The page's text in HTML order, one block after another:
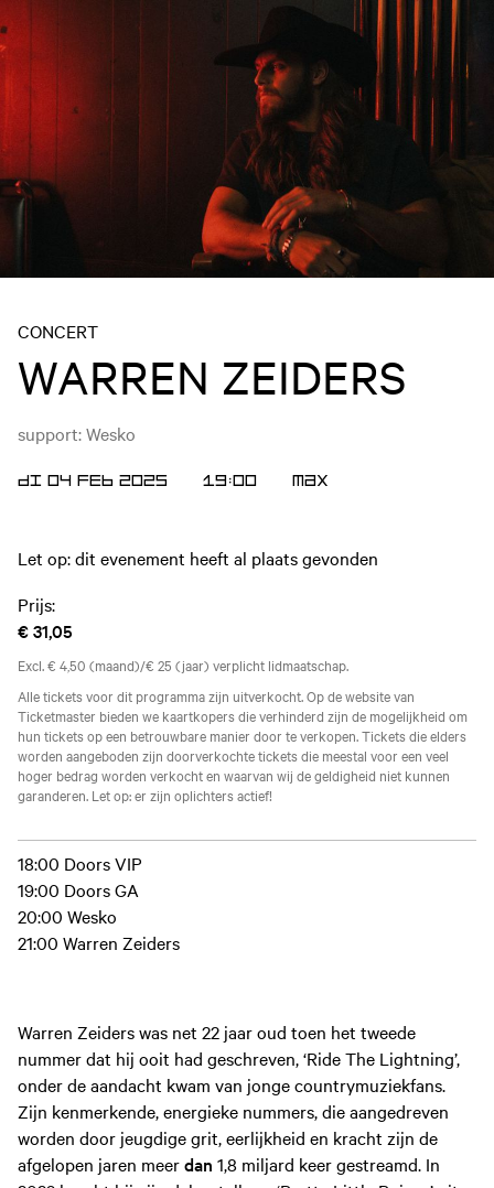
CONCERT
WARREN ZEIDERS
support: Wesko
DI 04 FEB 2025 19:00 MAX
Let op: dit evenement heeft al plaats gevonden
Prijs:
€ 31,05
Excl. € 4,50 (maand)/€ 25 (jaar) verplicht lidmaatschap.
Alle tickets voor dit programma zijn uitverkocht. Op de website van
Ticketmaster bieden we kaartkopers die verhinderd zijn de mogelijkheid om
hun tickets op een betrouwbare manier door te verkopen. Tickets die elders
worden aangeboden zijn doorverkochte tickets die meestal voor een veel
hoger bedrag worden verkocht en waarvan wij de geldigheid niet kunnen
garanderen. Let op: er zijn oplichters actief!
18:00 Doors VIP
19:00 Doors GA
20:00 Wesko
21:00 Warren Zeiders
Warren Zeiders was net 22 jaar oud toen het tweede
nummer dat hij ooit had geschreven, ‘Ride The Lightning’,
onder de aandacht kwam van jonge countrymuziekfans.
Zijn kenmerkende, energieke nummers, die aangedreven
worden door jeugdige grit, eerlijkheid en kracht zijn de
afgelopen jaren meerdan 1,8 miljard keer gestreamd. In